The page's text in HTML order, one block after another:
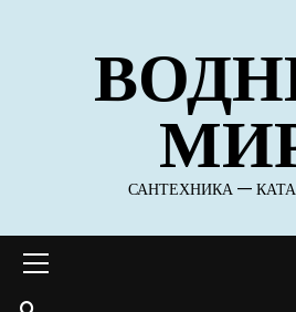
содержимому
САНТЕХНИКА —
меню